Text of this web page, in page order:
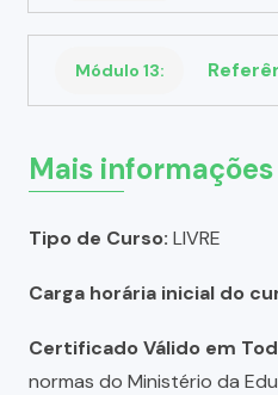
Módulo 13:
Mais
Tipo de Curso: LIVRE
Carga horária inicial do
Certificado Válido em
normas do Ministério da